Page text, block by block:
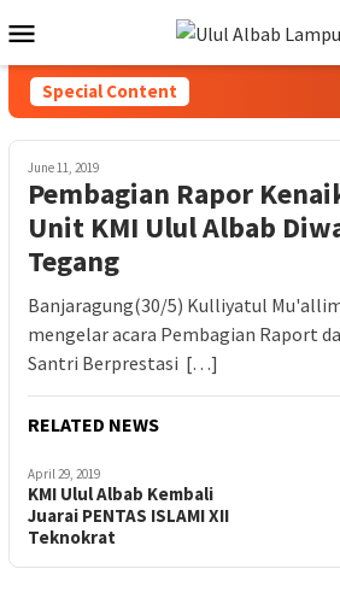
Special Content
June 11, 2019
Pembagian Rapor
Unit KMI Ulul Albab
Tegang
Banjaragung(30/5) Kulliyatul
mengelar acara Pembagian Raport
Santri Berprestasi […]
RELATED NEWS
April 29, 2019
KMI Ulul Albab Kembali
Juarai PENTAS ISLAMI XII
Teknokrat